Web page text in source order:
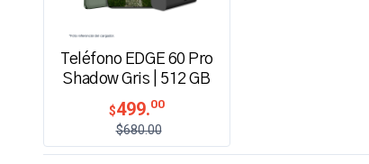
Teléfono EDGE 60 Pro
Shadow Gris | 512 GB
$499.00
$680.00